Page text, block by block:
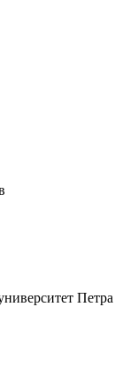
Петра